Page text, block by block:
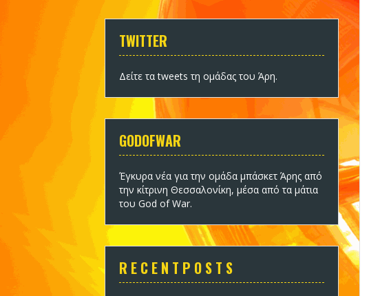
TWITTER
Δείτε τα tweets τη ομάδας του Άρη.
GODOFWAR
Έγκυρα νέα για την ομάδα μπάσκετ Άρης από
την κίτρινη Θεσσαλονίκη, μέσα από τα μάτια
του God of War.
R E C E N T P O S T S